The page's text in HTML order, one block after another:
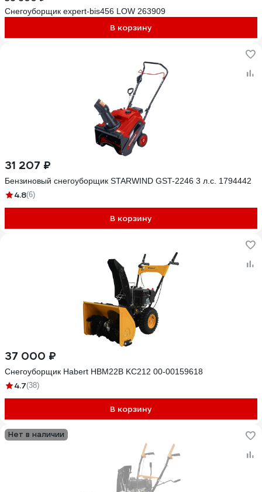
Снегоуборщик expert-bis456 LOW 263909
В корзину
31 207 ₽
Бензиновый снегоуборщик STARWIND GST-2246 3 л.с. 1794442
4.8(6)
В корзину
37 000 ₽
Снегоуборщик Habert HBM22B KC212 00-00159618
4.7(38)
В корзину
Нет в наличии